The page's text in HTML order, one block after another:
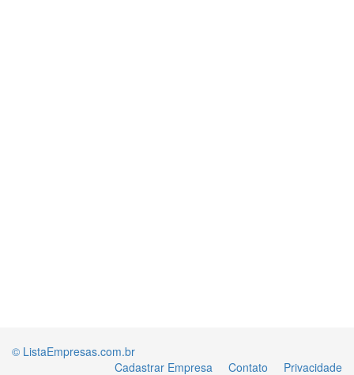
© ListaEmpresas.com.br
Cadastrar Empresa
Contato Privacidade